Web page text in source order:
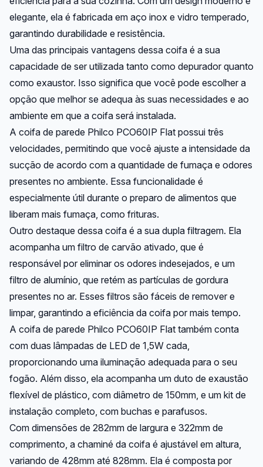
elegante, ela é fabricada em aço inox e vidro temperado,
garantindo durabilidade e resistência.
Uma das principais vantagens dessa coifa é a sua
capacidade de ser utilizada tanto como depurador quanto
como exaustor. Isso significa que você pode escolher a
opção que melhor se adequa às suas necessidades e ao
ambiente em que a coifa será instalada.
A coifa de parede Philco PCO60IP Flat possui três
velocidades, permitindo que você ajuste a intensidade da
sucção de acordo com a quantidade de fumaça e odores
presentes no ambiente. Essa funcionalidade é
especialmente útil durante o preparo de alimentos que
liberam mais fumaça, como frituras.
Outro destaque dessa coifa é a sua dupla filtragem. Ela
acompanha um filtro de carvão ativado, que é
responsável por eliminar os odores indesejados, e um
filtro de alumínio, que retém as partículas de gordura
presentes no ar. Esses filtros são fáceis de remover e
limpar, garantindo a eficiência da coifa por mais tempo.
A coifa de parede Philco PCO60IP Flat também conta
com duas lâmpadas de LED de 1,5W cada,
proporcionando uma iluminação adequada para o seu
fogão. Além disso, ela acompanha um duto de exaustão
flexível de plástico, com diâmetro de 150mm, e um kit de
instalação completo, com buchas e parafusos.
Com dimensões de 282mm de largura e 322mm de
comprimento, a chaminé da coifa é ajustável em altura,
variando de 428mm até 828mm. Ela é composta por